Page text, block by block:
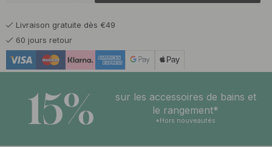
Livraison gratuite dès €49
60 jours retour
15%
sur les accessoires de bains et
le rangement*
*Hors nouveautés